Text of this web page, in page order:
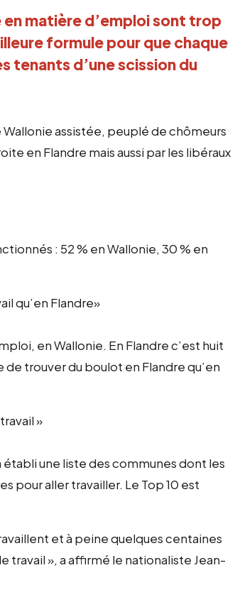
en matière d’emploi sont trop
formule pour que chaque
tenants d’une scission du
Wallonie assistée, peuplé de chômeurs
en Flandre mais aussi par les libéraux
: 52 % en Wallonie, 30 % en
qu’en Flandre»
en Wallonie. En Flandre c’est huit
trouver du boulot en Flandre qu’en
»
une liste des communes dont les
pour aller travailler. Le Top 10 est
et à peine quelques centaines
travail », a affirmé le nationaliste Jean-